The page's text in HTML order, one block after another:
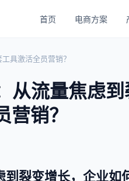
首页 电商方案
具激活全员营销？
从流量焦虑
销？
裂变增长，企业如